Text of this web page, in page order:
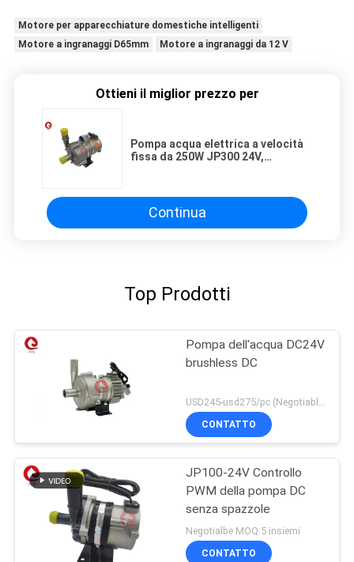
Motore per apparecchiature domestiche intelligenti
Motore a ingranaggi D65mm
Motore a ingranaggi da 12 V
Ottieni il miglior prezzo per
Pompa acqua elettrica a velocità
fissa da 250W JP300 24V,
camion pesanti.
Continua
Top Prodotti
Pompa dell'acqua DC24V
brushless DC
USD245-usd275/pc (Negotiable) MOQ:50PCS
CONTATTO
JP100-24V Controllo
PWM della pompa DC
senza spazzole
Negotialbe MOQ:5 insiemi
CONTATTO